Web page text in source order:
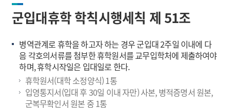
군입대휴학 학칙시행세칙 제 51조
병역관계로 휴학을 하고자 하는 경우 군입대 2주일 이내에 다
음 각호의서류를 첨부한 휴학원서를 교무입학처에 제출하여야
하며, 휴학시작일은 입대일로 한다.
휴학원서(대학 소정양식) 1통
입영통지서(입대 후 30일 이내 자만) 사본, 병적증명서 원본,
군복무확인서 원본 중 1통